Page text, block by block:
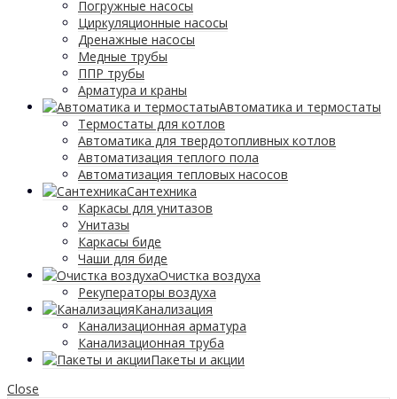
Погружные насосы
Циркуляционные насосы
Дренажные насосы
Медные трубы
ППР трубы
Арматура и краны
Автоматика и термостаты
Термостаты для котлов
Автоматика для твердотопливных котлов
Автоматизация теплого пола
Автоматизация тепловых насосов
Сантехника
Каркасы для унитазов
Унитазы
Каркасы биде
Чаши для биде
Очистка воздуха
Рекуператоры воздуха
Канализация
Канализационная арматура
Канализационная труба
Пакеты и акции
Close